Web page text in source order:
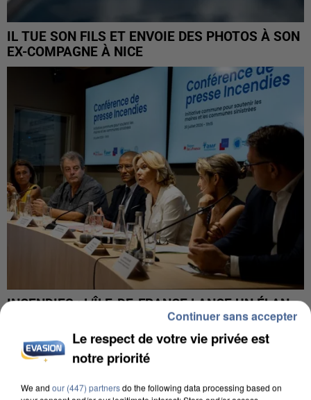
IL TUE SON FILS ET ENVOIE DES PHOTOS À SON
EX-COMPAGNE À NICE
INCENDIES : L’ÎLE-DE-FRANCE LANCE UN ÉLAN
DE SOLIDARITÉ AVEC LES...
Le respect de votre vie privée est
notre priorité
We and our (447) partnersdo the following data processing based on
Continuer sans accepter